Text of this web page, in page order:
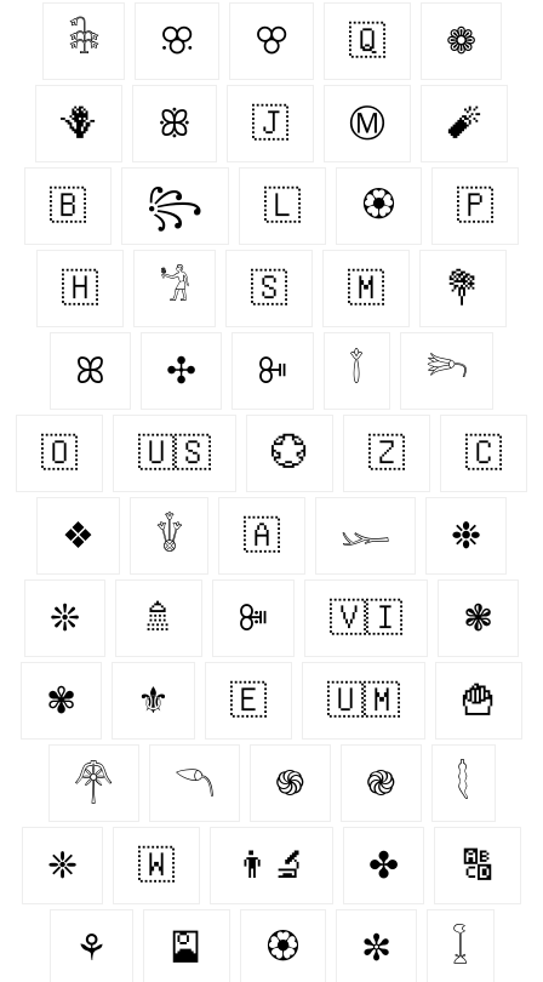
𓇗 ꕣ ꕢ 🇶‌ ❁
🪻 ꕥ 🇯‌ Ⓜ 🧨
🇧‌ ꧂ 🇱‌ 🏵 🇵‌
🇭‌ 𓁋 🇸‌ 🇲‌ 💐
ꕤ ✣ ꔻ 𓇕 𓆸
🇴‌ 🇺🇸 💮 🇿‌ 🇨‌
❖ 𓇚 🇦‌ 𓆱 ❉
❊ 🚿 ꔼ 🇻🇮 ❃
✾ ⚜️ 🇪‌ 🇺🇲 🍟
𓋇 𓆹 ֍ ֎ 𓇛
❈ 🇼‌ 👨‍🔬 ✤ 🔠
⚘ 🎴 🏵️ ✼ 𓆼